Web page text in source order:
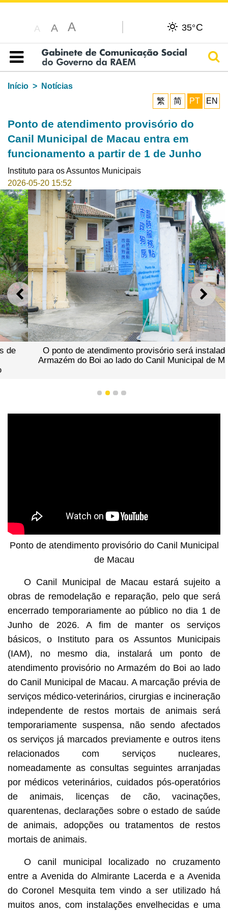
A A A 35°C
Índice
Início
Notícias
繁
简 PT EN
Ponto de atendimento provisório do
Canil Municipal de Macau entra em
funcionamento a partir de 1 de Junho
Instituto para os Assuntos Municipais
2026-05-20 15:52
ANTERIOR
O ponto de atendimento provisório será instalado no
Armazém do Boi ao lado do Canil Municipal de Macau.
1 2 3 4
Ponto de atendimento provisório do Canil Municipal
de Macau
O Canil Municipal de Macau estará sujeito a
obras de remodelação e reparação, pelo que será
encerrado temporariamente ao público no dia 1 de
Junho de 2026. A fim de manter os serviços
básicos, o Instituto para os Assuntos Municipais
(IAM), no mesmo dia, instalará um ponto de
atendimento provisório no Armazém do Boi ao lado
do Canil Municipal de Macau. A marcação prévia de
serviços médico-veterinários, cirurgias e incineração
independente de restos mortais de animais será
temporariamente suspensa, não sendo afectados
os serviços já marcados previamente e outros itens
relacionados com serviços nucleares,
nomeadamente as consultas seguintes arranjadas
por médicos veterinários, cuidados pós-operatórios
de animais, licenças de cão, vacinações,
quarentenas, declarações sobre o estado de saúde
de animais, adopções ou tratamentos de restos
mortais de animais.
O canil municipal localizado no cruzamento
entre a Avenida do Almirante Lacerda e a Avenida
do Coronel Mesquita tem vindo a ser utilizado há
muitos anos, com instalações envelhecidas e uma